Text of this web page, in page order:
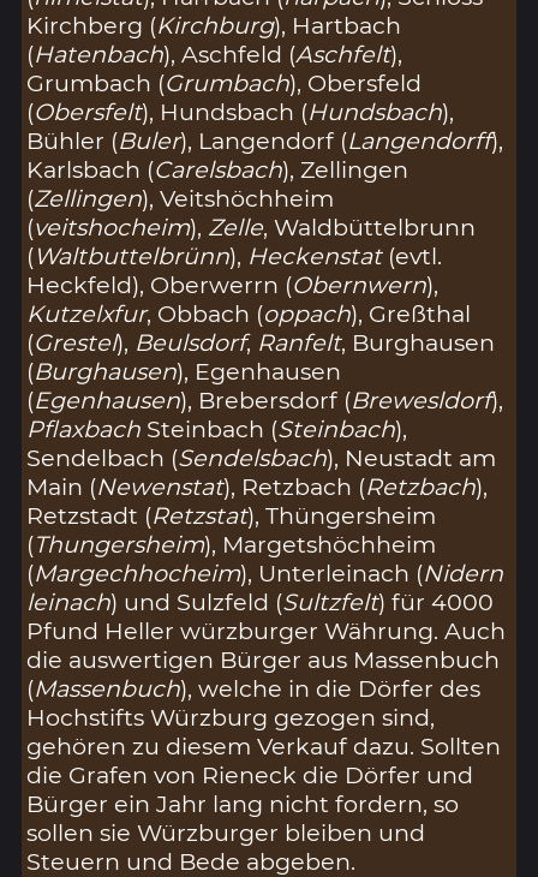
Kirchberg (Kirchburg), Hartbach
(Hatenbach), Aschfeld (Aschfelt),
Grumbach (Grumbach), Obersfeld
(Obersfelt), Hundsbach (Hundsbach),
Bühler (Buler), Langendorf (Langendorff),
Karlsbach (Carelsbach), Zellingen
(Zellingen), Veitshöchheim
(veitshocheim), Zelle, Waldbüttelbrunn
(Waltbuttelbrünn), Heckenstat(evtl.
Heckfeld), Oberwerrn (Obernwern),
Kutzelxfur, Obbach (oppach), Greßthal
(Grestel), Beulsdorf, Ranfelt, Burghausen
(Burghausen), Egenhausen
(Egenhausen), Brebersdorf (Brewesldorf),
Pflaxbach Steinbach (Steinbach),
Sendelbach (Sendelsbach), Neustadt am
Main (Newenstat), Retzbach (Retzbach),
Retzstadt (Retzstat), Thüngersheim
(Thungersheim), Margetshöchheim
(Margechhocheim), Unterleinach (Nidern
leinach) und Sulzfeld (Sultzfelt) für 4000
Pfund Heller würzburger Währung. Auch
die auswertigen Bürger aus Massenbuch
(Massenbuch), welche in die Dörfer des
Hochstifts Würzburg gezogen sind,
gehören zu diesem Verkauf dazu. Sollten
die Grafen von Rieneck die Dörfer und
Bürger ein Jahr lang nicht fordern, so
sollen sie Würzburger bleiben und
Steuern und Bede abgeben.